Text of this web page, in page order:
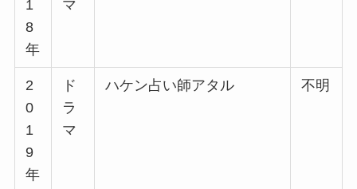
1
8
年
マ
2
0
1
9
年
ド
ラ
マ
ハケン占い師アタル 不明